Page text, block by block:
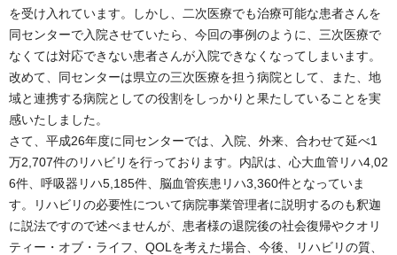
を受け入れています。しかし、二次医療でも治療可能な患者さんを
同センターで入院させていたら、今回の事例のように、三次医療で
なくては対応できない患者さんが入院できなくなってしまいます。
改めて、同センターは県立の三次医療を担う病院として、また、地
域と連携する病院としての役割をしっかりと果たしていることを実
感いたしました。
さて、平成26年度に同センターでは、入院、外来、合わせて延べ1
万2,707件のリハビリを行っております。内訳は、心大血管リハ4,02
6件、呼吸器リハ5,185件、脳血管疾患リハ3,360件となっていま
す。リハビリの必要性について病院事業管理者に説明するのも釈迦
に説法ですので述べませんが、患者様の退院後の社会復帰やクオリ
ティー・オブ・ライフ、QOLを考えた場合、今後、リハビリの質、